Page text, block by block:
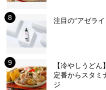
注目の“アゼラ
【冷やしうど
定番からスタミ
ジ